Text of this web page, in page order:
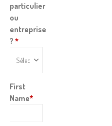
particulier
ou
entreprise
? *
First
Name*